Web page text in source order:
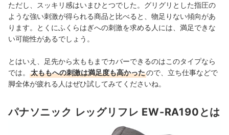
ただし、スッキリ感はいまひとつでした。グリグリとした指圧の
ような強い刺激が得られる商品と比べると、物足りない傾向があ
ります。とくにふくらはぎへの刺激を求める人には、満足できな
い可能性があるでしょう。
とはいえ、足先から太ももまでカバーできるのはこのタイプなら
では。
太ももへの刺激は満足度も高かったので、立ち仕事などで
脚全体が疲れる人はぜひ試してみてくださいね。
パナソニック レッグリフレ EW-RA190とは